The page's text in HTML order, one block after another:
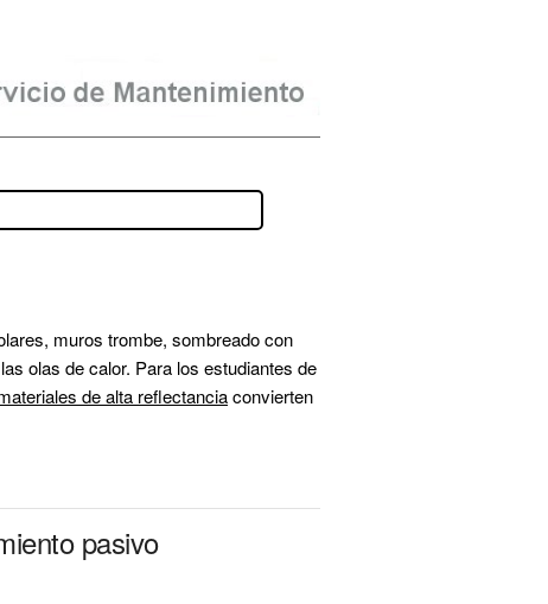
muros trombe, sombreado con
olas de calor. Para los estudiantes de
de alta reflectancia convierten
pasivo